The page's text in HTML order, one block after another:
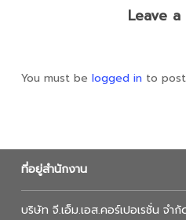
Leave
You must be logged into post
ที่อยู่สำนักงาน
บริษัท จี.เอ็ม.เอส.คอร์เปอเรชั่น จำกั